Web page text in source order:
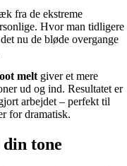
fra de ekstreme
Hvor man tidligere
nu de bløde overgange
melt giver et mere
ud og ind. Resultatet er
arbejdet – perfekt til
for dramatisk.
tone